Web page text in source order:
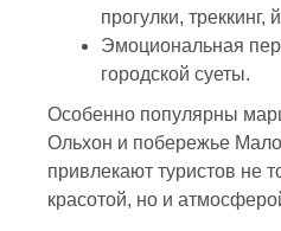
прогулки, треккинг,
Эмоциональная
городской суеты.
Особенно популярны
Ольхон и побережье
привлекают туристов не
красотой, но и